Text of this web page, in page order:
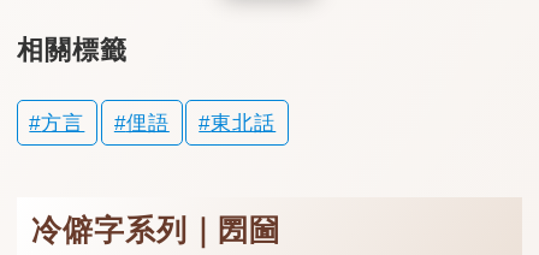
相關標籤
方言 俚語 東北話
冷僻字系列｜圐圙